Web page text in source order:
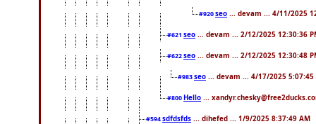
#920seo ... devam ... 4/11/2025
#621 seo ... devam ... 2/12/2025 12:30:36
#622seo ... devam ... 2/12/2025 12:30:48
#983seo ... devam ... 4/17/2025 5:07:45
#800Hello ...
#594sdfdsfds ... dihefed ... 1/9/2025 8:37:49 AM